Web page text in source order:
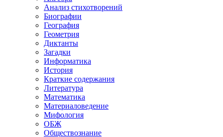
Анализ стихотворений
Биографии
География
Геометрия
Диктанты
Загадки
Информатика
История
Краткие содержания
Литература
Математика
Материаловедение
Мифология
ОБЖ
Обществознание